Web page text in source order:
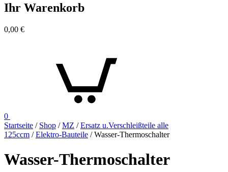
Ihr Warenkorb
0,00 €
0
Startseite / Shop /MZ /Ersatz u.Verschleißteile alle
125ccm /Elektro-Bauteile / Wasser-Thermoschalter
Wasser-Thermoschalter